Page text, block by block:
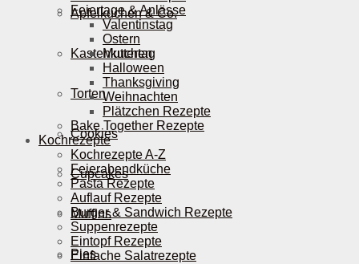
Apfelkuchen & Co.
Kastenkuchen
Torten
Cookies
Cupcakes
Muffins
Pies
Feiertage & Anlässe
Valentinstag
Ostern
Muttertag
Halloween
Thanksgiving
Weihnachten
Plätzchen Rezepte
Bake Together Rezepte
Kochrezepte
Kochrezepte A-Z
Feierabendküche
Pasta Rezepte
Auflauf Rezepte
Burger & Sandwich Rezepte
Suppenrezepte
Eintopf Rezepte
Einfache Salatrezepte